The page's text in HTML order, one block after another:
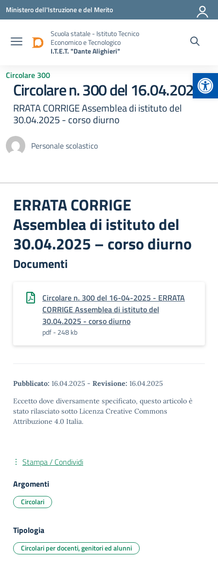
Vai ai contenuti
Vai al menu di navigazione
Vai al footer
Ministero dell'Istruzione e del Merito
Scuola statale - Istituto Tecnico
Economico e Tecnologico
I.T.E.T. "Dante Alighieri"
Circolare 300
Circolare n. 300 del 16.04.2025
RRATA CORRIGE Assemblea di istituto del
30.04.2025 - corso diurno
Personale scolastico
ERRATA CORRIGE
Assemblea di istituto del
30.04.2025 – corso diurno
Documenti
Circolare n. 300 del 16-04-2025 - ERRATA
CORRIGE Assemblea di istituto del
30.04.2025 - corso diurno
pdf - 248 kb
Pubblicato: 16.04.2025 - Revisione: 16.04.2025
Eccetto dove diversamente specificato, questo articolo è
stato rilasciato sotto Licenza Creative Commons
Attribuzione 4.0 Italia.
Stampa / Condividi
Argomenti
Circolari
Tipologia
Circolari per docenti, genitori ed alunni